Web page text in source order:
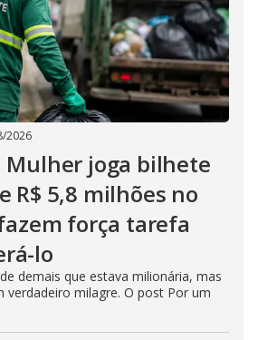
2026
Mulher joga bilhete
R$ 5,8 milhões no
força tarefa
lo
demais que estava milionária, mas
verdadeiro milagre. O post Por um